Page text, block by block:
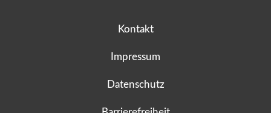
Kontakt
Impressum
Datenschutz